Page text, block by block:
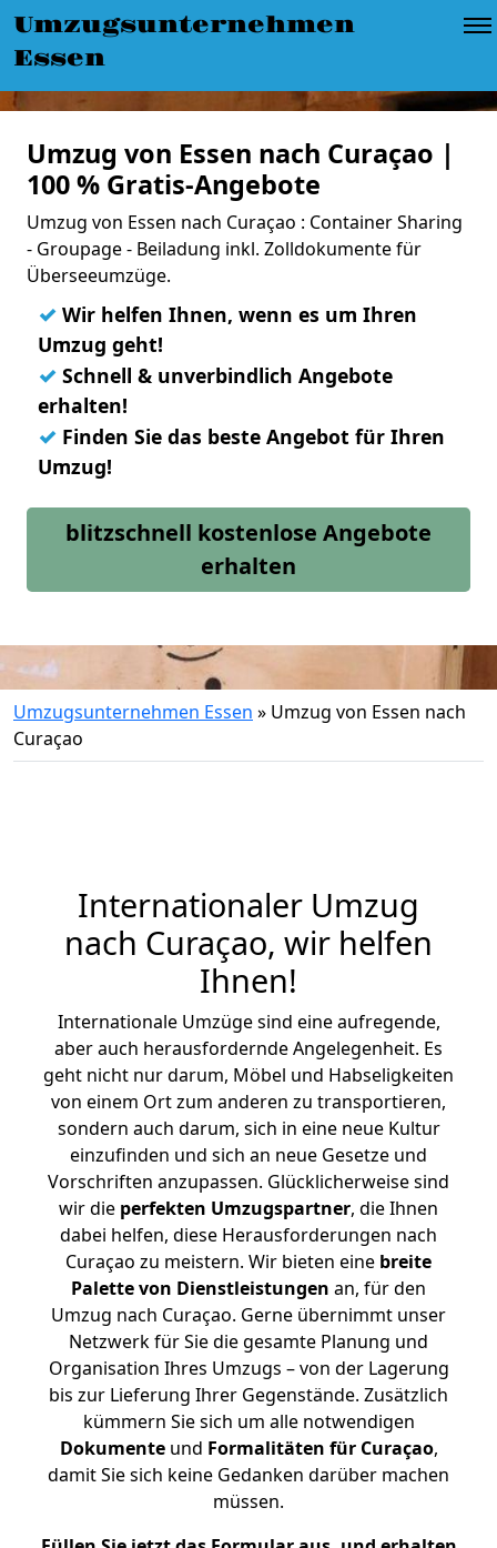
Umzugsunternehmen
Essen
Umzug von Essen nach Curaçao |
100 % Gratis-Angebote
Umzug von Essen nach Curaçao : Container Sharing
- Groupage - Beiladung inkl. Zolldokumente für
Überseeumzüge.
✓ Wir helfen Ihnen, wenn es um Ihren
Umzug geht!
✓ Schnell & unverbindlich Angebote
erhalten!
✓ Finden Sie das beste Angebot für Ihren
Umzug!
blitzschnell kostenlose Angebote
erhalten
Umzugsunternehmen Essen » Umzug von Essen nach
Curaçao
Internationaler Umzug
nach Curaçao, wir helfen
Ihnen!
Internationale Umzüge sind eine aufregende,
aber auch herausfordernde Angelegenheit. Es
geht nicht nur darum, Möbel und Habseligkeiten
von einem Ort zum anderen zu transportieren,
sondern auch darum, sich in eine neue Kultur
einzufinden und sich an neue Gesetze und
Vorschriften anzupassen. Glücklicherweise sind
wir die perfekten Umzugspartner, die Ihnen
dabei helfen, diese Herausforderungen nach
Curaçao zu meistern. Wir bieten eine breite
Palette von Dienstleistungen an, für den
Umzug nach Curaçao. Gerne übernimmt unser
Netzwerk für Sie die gesamte Planung und
Organisation Ihres Umzugs – von der Lagerung
bis zur Lieferung Ihrer Gegenstände. Zusätzlich
kümmern Sie sich um alle notwendigen
Dokumenteund Formalitäten für Curaçao,
damit Sie sich keine Gedanken darüber machen
müssen.